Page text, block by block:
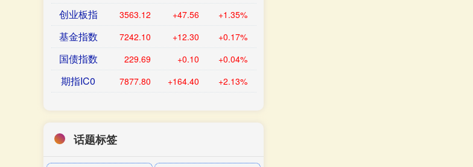
创业板指 3563.12 +47.56 +1.35%
基金指数 7242.10 +12.30 +0.17%
国债指数 229.69 +0.10 +0.04%
期指IC0 7877.80 +164.40 +2.13%
话题标签